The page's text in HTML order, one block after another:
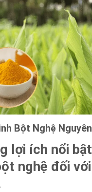
Bột Nghệ
lợi ích nổi
nghệ đối